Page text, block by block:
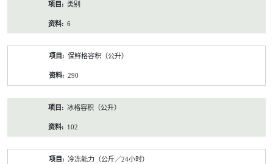
类别
6
保鲜格容积（公升）
290
冰格容积（公升）
102
冷冻能力（公斤／24小时）